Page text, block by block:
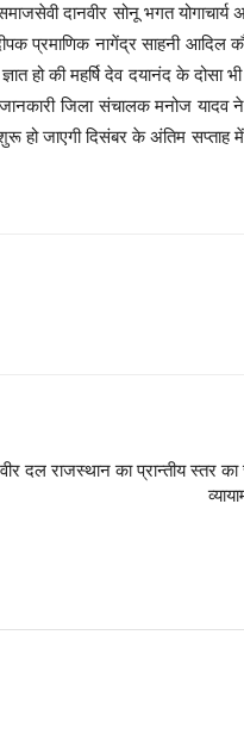
दानवीर सोनू भगत योगाचार्य
प्रमाणिक नागेंद्र साहनी आदिल
हो की महर्षि देव दयानंद के दोसा
जिला संचालक मनोज यादव
जाएगी दिसंबर के अंतिम सप्ताह
दल राजस्थान का प्रान्तीय स्तर का